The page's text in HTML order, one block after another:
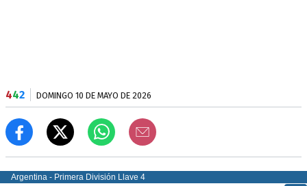
442 DOMINGO 10 DE MAYO DE 2026